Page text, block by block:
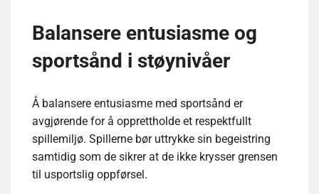
Balansere entusiasme og
sportsånd i støynivåer
Å balansere entusiasme med sportsånd er
avgjørende for å opprettholde et respektfullt
spillemiljø. Spillerne bør uttrykke sin begeistring
samtidig som de sikrer at de ikke krysser grensen
til usportslig oppførsel.